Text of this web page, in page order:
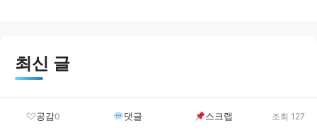
최신 글
정리
공감0 댓글 스크랩 조회 127